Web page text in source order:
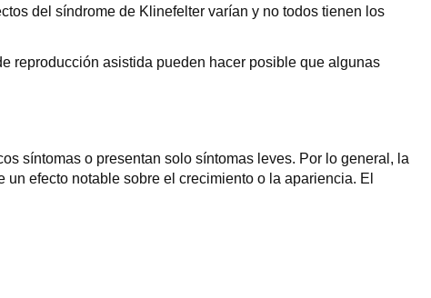
del síndrome de Klinefelter varían y no todos tienen los
reproducción asistida pueden hacer posible que algunas
síntomas o presentan solo síntomas leves. Por lo general, la
efecto notable sobre el crecimiento o la apariencia. El